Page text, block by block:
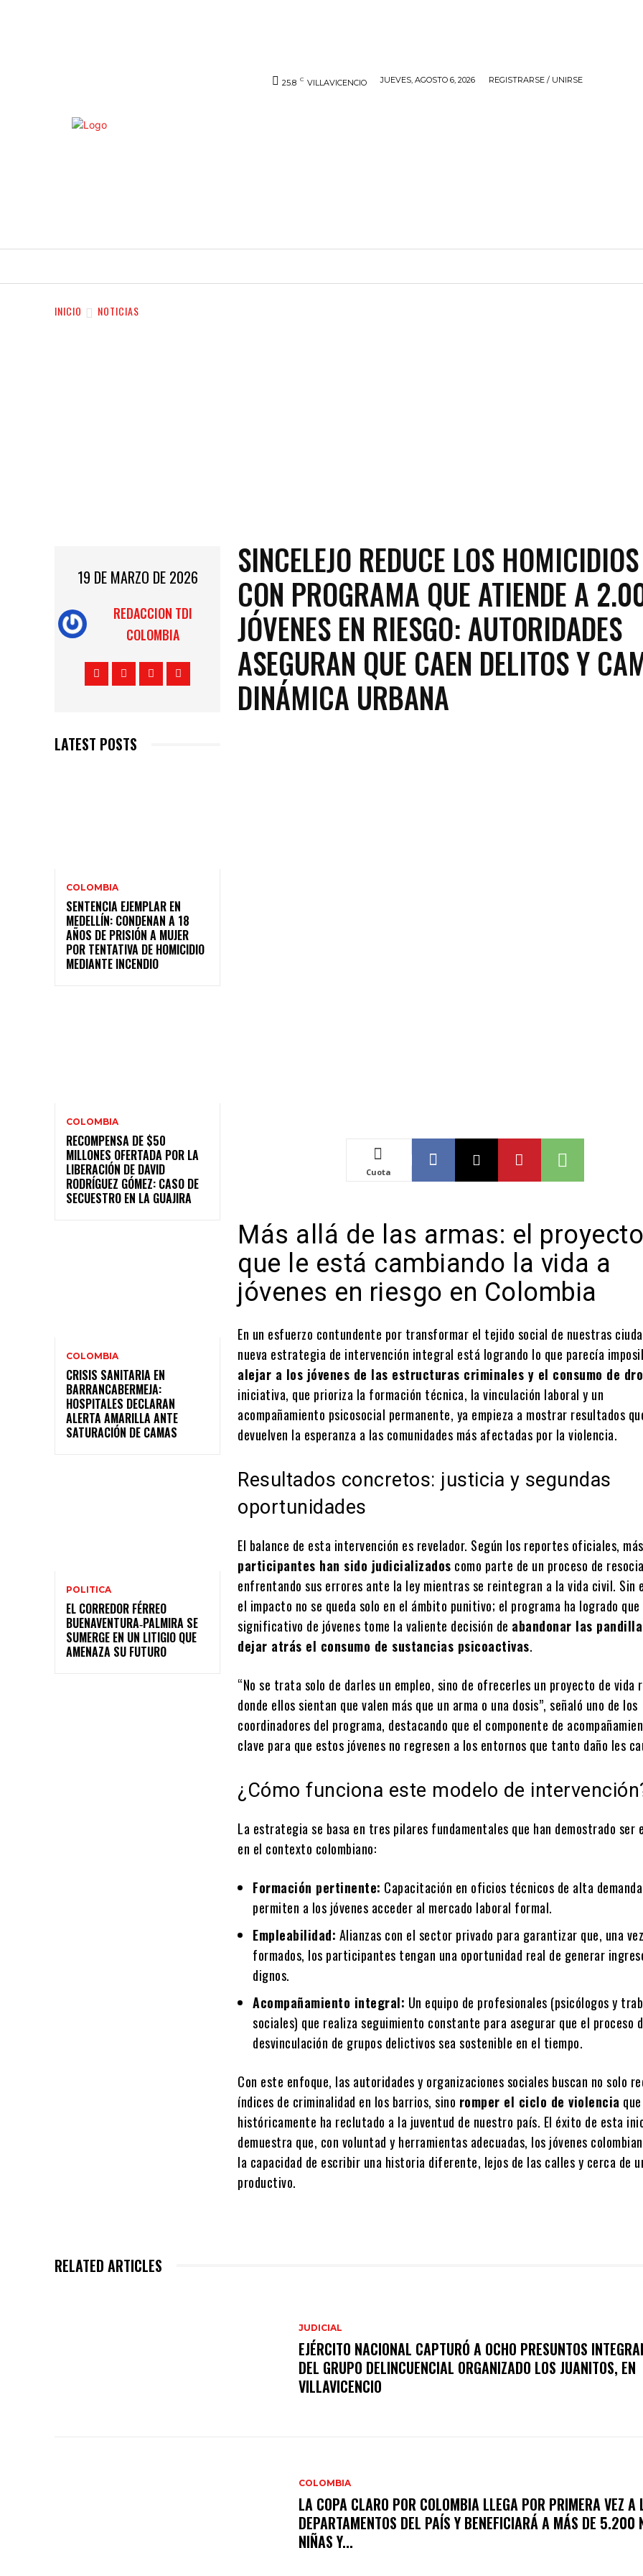
25.8 C VILLAVICENCIO JUEVES, AGOSTO 6, 2026 REGISTRARSE / UNIRSE
INICIO NOTICIAS
19 DE MARZO DE 2026
REDACCION TDI
COLOMBIA
LATEST POSTS
COLOMBIA
SENTENCIA EJEMPLAR EN
MEDELLÍN: CONDENAN A 18
AÑOS DE PRISIÓN A MUJER
POR TENTATIVA DE HOMICIDIO
MEDIANTE INCENDIO
COLOMBIA
RECOMPENSA DE $50
MILLONES OFERTADA POR LA
LIBERACIÓN DE DAVID
RODRÍGUEZ GÓMEZ: CASO DE
SECUESTRO EN LA GUAJIRA
COLOMBIA
CRISIS SANITARIA EN
BARRANCABERMEJA:
HOSPITALES DECLARAN
ALERTA AMARILLA ANTE
SATURACIÓN DE CAMAS
POLITICA
EL CORREDOR FÉRREO
BUENAVENTURA‑PALMIRA SE
SUMERGE EN UN LITIGIO QUE
AMENAZA SU FUTURO
SINCELEJO REDUCE LOS HOMICIDIOS
CON PROGRAMA QUE ATIENDE A
JÓVENES EN RIESGO: AUTORIDADES
ASEGURAN QUE CAEN DELITOS Y
DINÁMICA URBANA
Cuota
Más allá de las armas: el
que le está cambiando la vida a
jóvenes en riesgo en Colombia
En un esfuerzo contundente por transformar el tejido social de nuestras
nueva estrategia de intervención integral está logrando lo que parecía
alejar a los jóvenes de las estructuras criminales y el consumo de
iniciativa, que prioriza la formación técnica, la vinculación laboral y un
acompañamiento psicosocial permanente, ya empieza a mostrar resultados
devuelven la esperanza a las comunidades más afectadas por la violencia.
Resultados concretos: justicia y segundas
oportunidades
El balance de esta intervención es revelador. Según los reportes oficiales,
participantes han sido judicializados como parte de un proceso de
enfrentando sus errores ante la ley mientras se reintegran a la vida civil. Sin
el impacto no se queda solo en el ámbito punitivo; el programa ha logrado
significativo de jóvenes tome la valiente decisión de abandonar las
dejar atrás el consumo de sustancias psicoactivas.
“No se trata solo de darles un empleo, sino de ofrecerles un proyecto de vida
donde ellos sientan que valen más que un arma o una dosis”, señaló uno de los
coordinadores del programa, destacando que el componente de
clave para que estos jóvenes no regresen a los entornos que tanto daño les
¿Cómo funciona este modelo de
La estrategia se basa en tres pilares fundamentales que han demostrado ser
en el contexto colombiano:
Formación pertinente: Capacitación en oficios técnicos de alta
permiten a los jóvenes acceder al mercado laboral formal.
Empleabilidad: Alianzas con el sector privado para garantizar que, una
formados, los participantes tengan una oportunidad real de generar
dignos.
Acompañamiento integral: Un equipo de profesionales (psicólogos y
sociales) que realiza seguimiento constante para asegurar que el proceso
desvinculación de grupos delictivos sea sostenible en el tiempo.
Con este enfoque, las autoridades y organizaciones sociales buscan no solo
índices de criminalidad en los barrios, sino romper el ciclo de violencia que
históricamente ha reclutado a la juventud de nuestro país. El éxito de esta
demuestra que, con voluntad y herramientas adecuadas, los jóvenes
la capacidad de escribir una historia diferente, lejos de las calles y cerca de
productivo.
RELATED ARTICLES
JUDICIAL
EJÉRCITO NACIONAL CAPTURÓ A OCHO PRESUNTOS
DEL GRUPO DELINCUENCIAL ORGANIZADO LOS JUANITOS, EN
VILLAVICENCIO
COLOMBIA
LA COPA CLARO POR COLOMBIA LLEGA POR PRIMERA VEZ
DEPARTAMENTOS DEL PAÍS Y BENEFICIARÁ A MÁS DE 5.200
NIÑAS Y...